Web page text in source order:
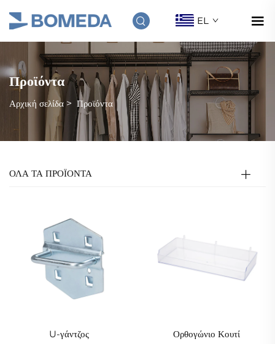
EL
Προϊόντα
Αρχική σελίδα > Προϊόντα
ΟΛΑ ΤΑ ΠΡΟΪΟΝΤΑ
U-γάντζος Ορθογώνιο Κουτί